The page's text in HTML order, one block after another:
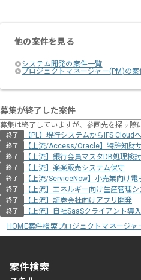
他の案件を見る
システム開発の案件一覧
プロジェクトマネージャー(PM)の
募集が終了した案件
募集は終了していますが、参画先を探す際
終了 【PL】現行システムからIFS Cloud
終了 【上流/Access/Oracle】特許知財
終了 【上流】銀行会員マスタDB処理検討
終了 【上流】楽楽販売システム保守
終了 【上流/ServiceNow】小売業向け
終了 【上流】エネルギー向け生産管理
終了 【上流】証券会社向けアプリ開発
終了
【上流】自社SaaSクライアント導
HOME案件検索プロジェクトマネージャ
案件検索